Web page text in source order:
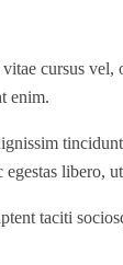
cursus
enim.
libero,
taciti